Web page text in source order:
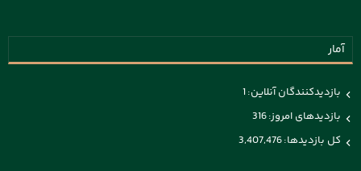
آمار
بازدیدکنندگان آنلاین:1
بازدیدهای امروز:316
کل بازدیدها:3,407,476